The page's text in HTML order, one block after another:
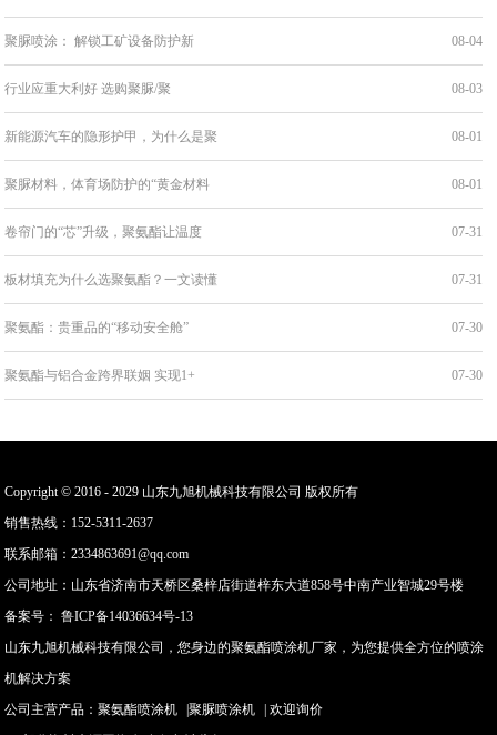
聚脲喷涂： 解锁工矿设备防护新 08-04
行业应重大利好 选购聚脲/聚 08-03
新能源汽车的隐形护甲，为什么是聚 08-01
聚脲材料，体育场防护的“黄金材料 08-01
卷帘门的“芯”升级，聚氨酯让温度 07-31
板材填充为什么选聚氨酯？一文读懂 07-31
聚氨酯：贵重品的“移动安全舱” 07-30
聚氨酯与铝合金跨界联姻 实现1+ 07-30
Copyright © 2016 - 2029 山东九旭机械科技有限公司 版权所有
销售热线：152-5311-2637
联系邮箱：2334863691@qq.com
公司地址：山东省济南市天桥区桑梓店街道梓东大道858号中南产业智城29号楼
备案号：鲁ICP备14036634号-13
山东九旭机械科技有限公司，您身边的聚氨酯喷涂机厂家，为您提供全方位的喷涂
机解决方案
公司主营产品：聚氨酯喷涂机 |聚脲喷涂机
| 欢迎询价